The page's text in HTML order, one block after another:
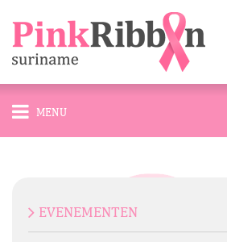
MENU
EVENEMENTEN